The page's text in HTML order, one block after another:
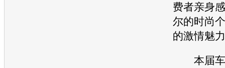
费者亲身
尔的时尚
的激情魅
本届